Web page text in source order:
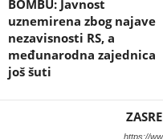
BOMBU: Javnost
uznemirena zbog najave
nezavisnosti RS, a
međunarodna zajednica
još šuti
https://